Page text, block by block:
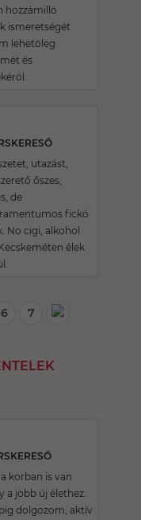
hozzámillö
ismeretségét
lehetöleg
és
utazást,
őszes,
de
fickó
No cigi, alkohol
élek
6 7
korban is van
a jobb új élethez.
dolgozom, aktív